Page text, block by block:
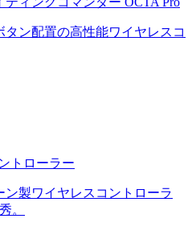
ン配置の高性能ワイヤレスコ
トローラー
ン製ワイヤレスコントローラ
。